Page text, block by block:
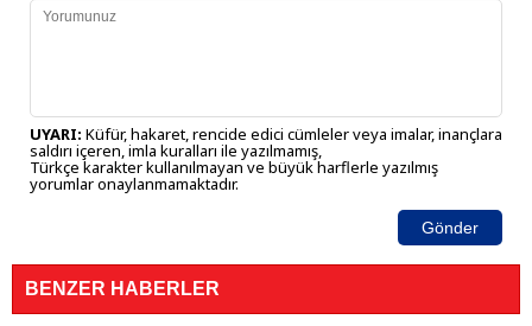
UYARI: Küfür, hakaret, rencide edici cümleler veya imalar, inançlara
saldırı içeren, imla kuralları ile yazılmamış,
Türkçe karakter kullanılmayan ve büyük harflerle yazılmış
yorumlar onaylanmamaktadır.
Gönder
BENZER HABERLER